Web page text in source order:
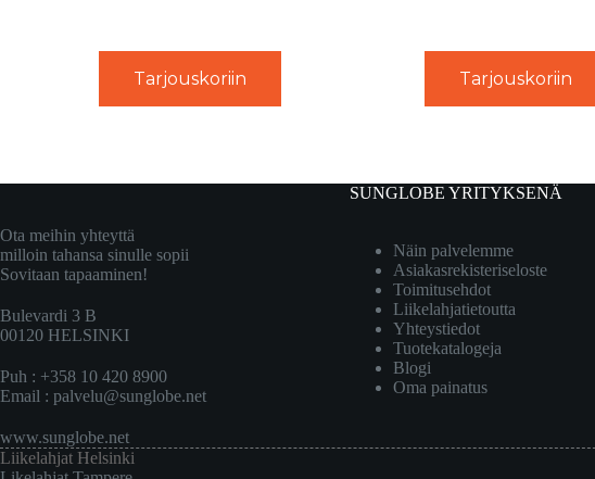
Tarjouskoriin Tarjouskoriin
Ota meihin yhteyttä
milloin tahansa sinulle sopii
Sovitaan tapaaminen!
Bulevardi 3 B
00120 HELSINKI
Puh : +358 10 420 8900
Email : palvelu@sunglobe.net
www.sunglobe.net
SUNGLOBE YRITYKSENÄ
Näin palvelemme
Asiakasrekisteriseloste
Toimitusehdot
Liikelahjatietoutta
Yhteystiedot
Tuotekatalogeja
Blogi
Oma painatus
Liikelahjat Helsinki